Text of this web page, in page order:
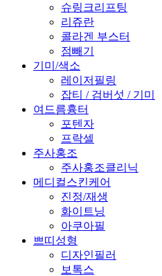
슈링크리프팅
리쥬란
콜라겐 부스터
점빼기
기미/색소
레이저필링
잡티 / 검버섯 / 기미
여드름흉터
포텐자
프락셀
주사홍조
주사홍조클리닉
메디컬스킨케어
진정/재생
화이트닝
아쿠아필
쁘띠성형
디자인필러
보톡스